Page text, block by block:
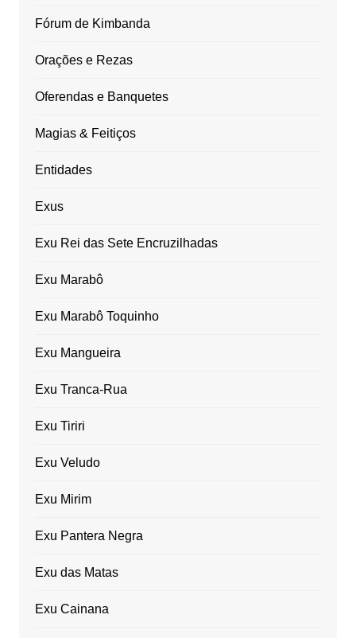
Fórum de Kimbanda
Orações e Rezas
Oferendas e Banquetes
Magias & Feitiços
Entidades
Exus
Exu Rei das Sete Encruzilhadas
Exu Marabô
Exu Marabô Toquinho
Exu Mangueira
Exu Tranca-Rua
Exu Tiriri
Exu Veludo
Exu Mirim
Exu Pantera Negra
Exu das Matas
Exu Cainana